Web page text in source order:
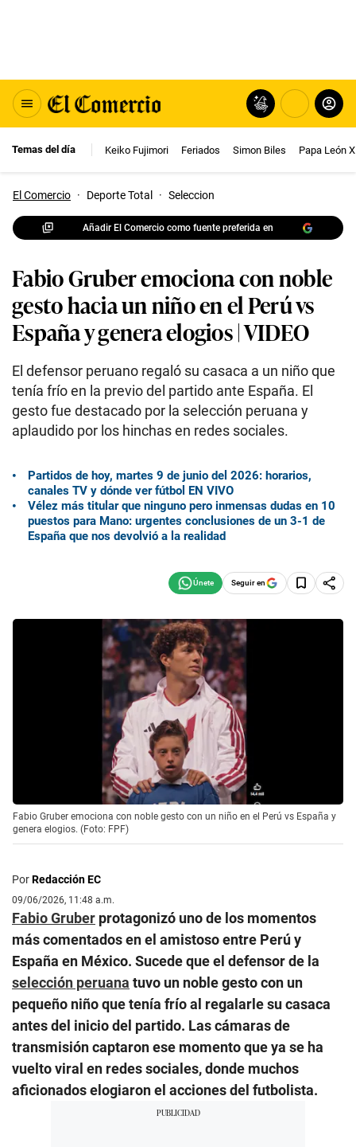
Temas del día Keiko Fujimori Feriados Simon Biles Papa León
El Comercio · Deporte Total · Seleccion
Añadir El Comercio como fuente preferida en
Fabio Gruber emociona con noble
gesto hacia un niño en el Perú vs
España y genera elogios | VIDEO
El defensor peruano regaló su casaca a un niño que
tenía frío en la previo del partido ante España. El
gesto fue destacado por la selección peruana y
aplaudido por los hinchas en redes sociales.
Partidos de hoy, martes 9 de junio del 2026: horarios,
canales TV y dónde ver fútbol EN VIVO
Vélez más titular que ninguno pero inmensas dudas en 10
puestos para Mano: urgentes conclusiones de un 3-1 de
España que nos devolvió a la realidad
Seguir en
Fabio Gruber emociona con noble gesto con un niño en el Perú vs España y
genera elogios. (Foto: FPF)
PorRedacción EC
09/06/2026, 11:48 a.m.
Fabio Gruber protagonizó uno de los momentos
más comentados en el amistoso entre Perú y
España en México. Sucede que el defensor de la
selección peruana tuvo un noble gesto con un
pequeño niño que tenía frío al regalarle su casaca
antes del inicio del partido. Las cámaras de
transmisión captaron ese momento que ya se ha
vuelto viral en redes sociales, donde muchos
aficionados elogiaron el acciones del futbolista.